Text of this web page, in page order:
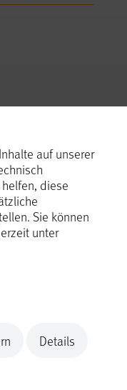
auf unserer
diese
Sie können
unter
Details